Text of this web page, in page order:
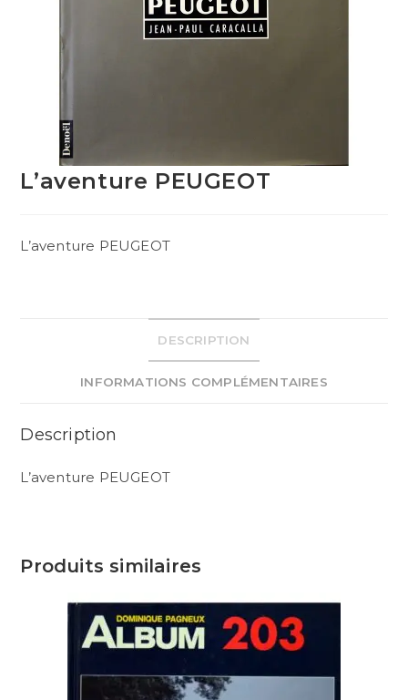
L’aventure PEUGEOT
L’aventure PEUGEOT
DESCRIPTION
INFORMATIONS COMPLÉMENTAIRES
Description
L’aventure PEUGEOT
Produits similaires